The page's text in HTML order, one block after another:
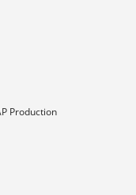
Production